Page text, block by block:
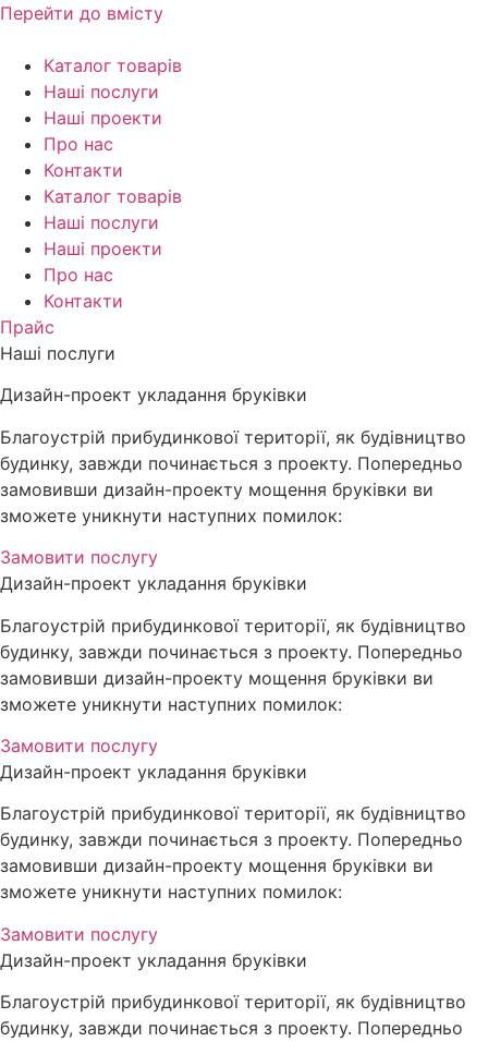
Перейти до вмісту
Каталог товарів
Наші послуги
Наші проекти
Про нас
Контакти
Каталог товарів
Наші послуги
Наші проекти
Про нас
Контакти
Прайс
Наші послуги
Дизайн-проект укладання бруківки
Благоустрій прибудинкової території, як будівництво
будинку, завжди починається з проекту. Попередньо
замовивши дизайн-проекту мощення бруківки ви
зможете уникнути наступних помилок:
Замовити послугу
Дизайн-проект укладання бруківки
Благоустрій прибудинкової території, як будівництво
будинку, завжди починається з проекту. Попередньо
замовивши дизайн-проекту мощення бруківки ви
зможете уникнути наступних помилок:
Замовити послугу
Дизайн-проект укладання бруківки
Благоустрій прибудинкової території, як будівництво
будинку, завжди починається з проекту. Попередньо
замовивши дизайн-проекту мощення бруківки ви
зможете уникнути наступних помилок:
Замовити послугу
Дизайн-проект укладання бруківки
Благоустрій прибудинкової території, як будівництво
будинку, завжди починається з проекту. Попередньо